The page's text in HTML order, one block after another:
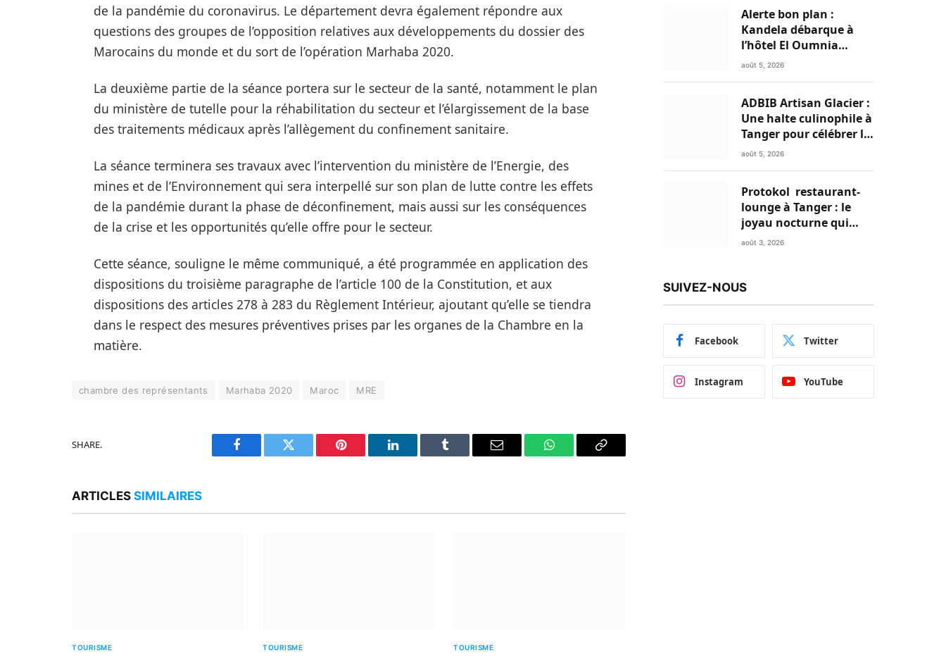
de la pandémie du coronavirus. Le département devra également répondre aux
questions des groupes de l’opposition relatives aux développements du dossier des
Marocains du monde et du sort de l’opération Marhaba 2020.
La deuxième partie de la séance portera sur le secteur de la santé, notamment le plan
du ministère de tutelle pour la réhabilitation du secteur et l’élargissement de la base
des traitements médicaux après l’allègement du confinement sanitaire.
La séance terminera ses travaux avec l’intervention du ministère de l’Energie, des
mines et de l’Environnement qui sera interpellé sur son plan de lutte contre les effets
de la pandémie durant la phase de déconfinement, mais aussi sur les conséquences
de la crise et les opportunités qu’elle offre pour le secteur.
Cette séance, souligne le même communiqué, a été programmée en application des
dispositions du troisième paragraphe de l’article 100 de la Constitution, et aux
dispositions des articles 278 à 283 du Règlement Intérieur, ajoutant qu’elle se tiendra
dans le respect des mesures préventives prises par les organes de la Chambre en la
matière.
chambre des représentants Marhaba 2020 Maroc MRE
SHARE.
Facebook Twitter Pinterest LinkedIn Tumblr Email WhatsAppCopy
ARTICLES SIMILAIRES
TOURISME TOURISME TOURISME
Alerte bon plan :
Kandela débarque à
l’hôtel El Oumnia
Puerto pour enflammer
août 5, 2026
ADBIB Artisan Glacier :
Une halte culinophile à
Tanger pour célébrer la
glace traditionnelle
août 5, 2026
Protokol restaurant-
lounge à Tanger : le
joyau nocturne qui
réinvente vos soirées
août 3, 2026
SUIVEZ-NOUS
Facebook Twitter
Instagram YouTube